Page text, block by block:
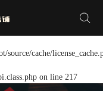
source/cache/
on line 217